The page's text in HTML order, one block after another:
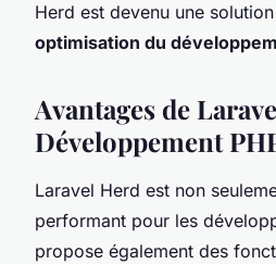
Herd est devenu une
optimisation du
Avantages de
Développement
Laravel Herd est non
performant pour les
propose également des